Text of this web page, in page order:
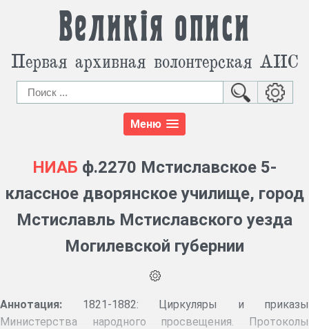
Великія описи
Первая архивная волонтерская АИС
Меню
НИАБ ф.2270 Мстиславское 5-
классное дворянское училище, город
Мстиславль Мстиславского уезда
Могилевской губернии
Аннотация: 1821-1882: Циркуляры и приказы
Министерства народного просвещения. Протоколы